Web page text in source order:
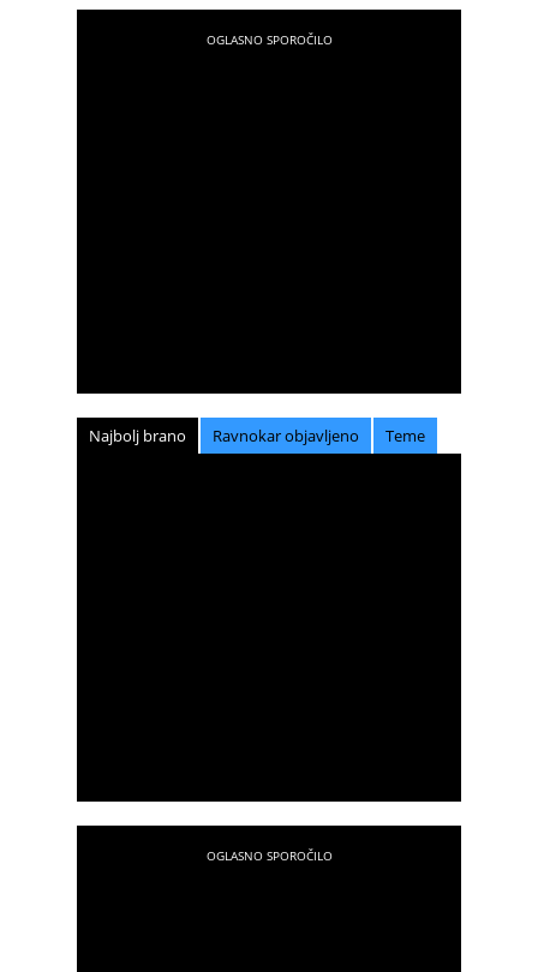
Najbolj brano Ravnokar objavljeno Teme